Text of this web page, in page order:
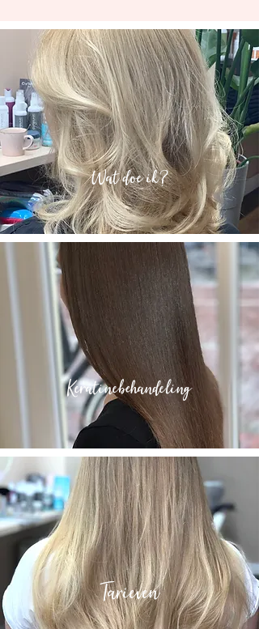
Wat doe ik?
Keratinebehandeling
Tarieven